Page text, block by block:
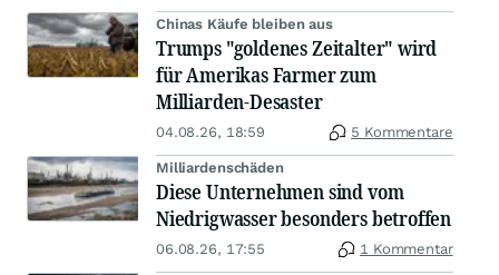
Chinas Käufe bleiben aus
Trumps "goldenes Zeitalter" wird
für Amerikas Farmer zum
Milliarden-Desaster
04.08.26, 18:59 5 Kommentare
Milliardenschäden
Diese Unternehmen sind vom
Niedrigwasser besonders betroffen
06.08.26, 17:55 1 Kommentar